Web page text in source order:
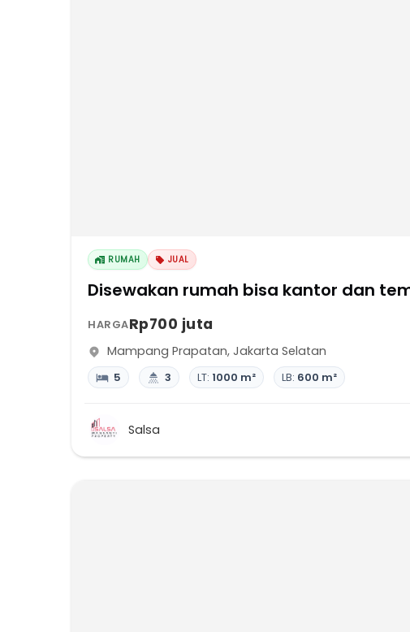
RUMAH JUAL
Disewakan rumah bisa kantor dan
HARGARp700 juta
Mampang Prapatan, Jakarta Selatan
5 3 LT: 1000 m² LB: 600 m²
Salsa